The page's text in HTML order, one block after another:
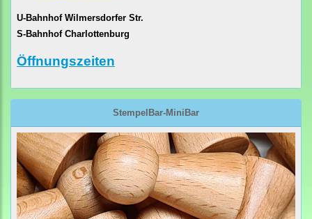
U-Bahnhof Wilmersdorfer Str.
S-Bahnhof Charlottenburg
Öffnungszeiten
StempelBar-MiniBar